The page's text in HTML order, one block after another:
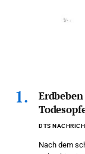
DTS
Nach dem